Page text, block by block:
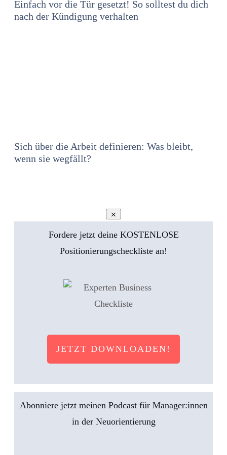
Einfach vor die Tür gesetzt! So solltest du dich
nach der Kündigung verhalten
Sich über die Arbeit definieren: Was bleibt,
wenn sie wegfällt?
Fordere jetzt deine KOSTENLOSE
Positionierungscheckliste an!
JETZT DOWNLOADEN!
Abonniere jetzt meinen Podcast für Manager:innen
in der Neuorientierung